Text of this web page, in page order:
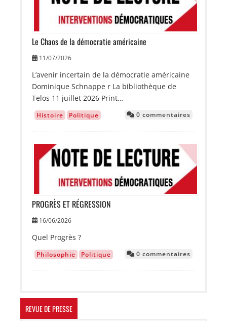
Le Chaos de la démocratie américaine
11/07/2026
L’avenir incertain de la démocratie américaine
Dominique Schnappe r La bibliothèque de
Telos 11 juillet 2026 Print…
Histoire Politique 0 commentaires
Image
PROGRÈS ET RÉGRESSION
16/06/2026
Quel Progrès ?
Philosophie Politique 0 commentaires
REVUE DE PRESSE